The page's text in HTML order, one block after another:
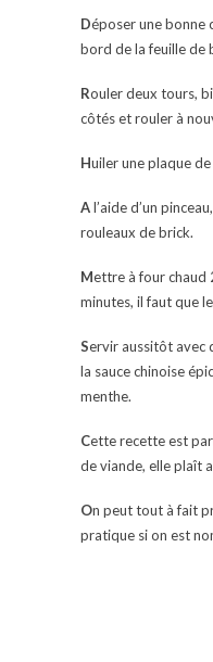
Déposer une bonne
bord de la feuille de
Rouler deux tours,
côtés et rouler à
Huiler une plaque
Al’aide d’un
rouleaux de brick.
Mettre à four chaud
minutes, il faut que
Servir aussitôt avec
la sauce chinoise
menthe.
Cette recette est
de viande, elle plaît
On peut tout à fait
pratique si on est